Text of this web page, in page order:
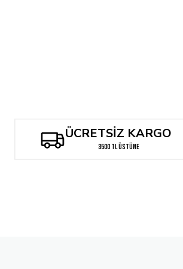
238,23 TL
ÜCRETSİZ KARGO
3500 TL ÜSTÜNE